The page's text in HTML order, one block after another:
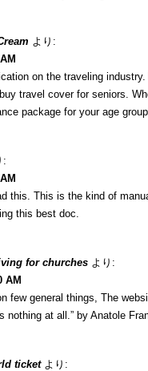
より:
on the traveling
travel cover for seniors.
package for your age
:
this. This is the kind of
this best doc.
for churches より:
AM
few general things, The
nothing at all.” by Anatole
ticket より: